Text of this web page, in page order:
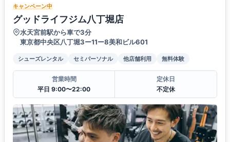
キャンペーン中
グッドライフジム八丁堀店
水天宮前駅から車で3分
東京都中央区八丁堀3ー11ー8美和ビル601
シューズレンタル セミパーソナル 他店舗利用 無料体験
営業時間
平日 9:00〜22:00
定休日
不定休